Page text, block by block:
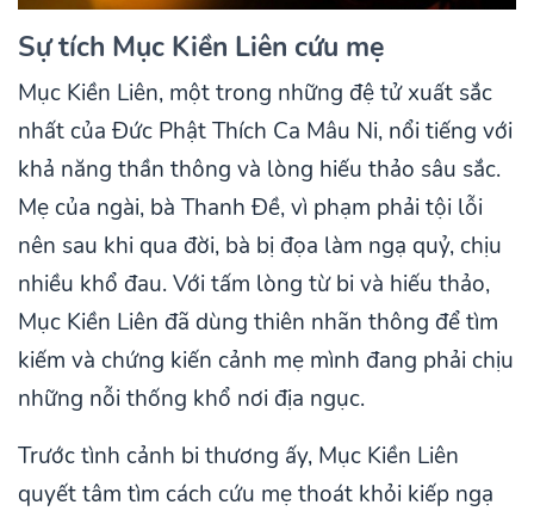
Sự tích Mục Kiền Liên cứu mẹ
Mục Kiền Liên, một trong những đệ tử xuất sắc
nhất của Đức Phật Thích Ca Mâu Ni, nổi tiếng với
khả năng thần thông và lòng hiếu thảo sâu sắc.
Mẹ của ngài, bà Thanh Đề, vì phạm phải tội lỗi
nên sau khi qua đời, bà bị đọa làm ngạ quỷ, chịu
nhiều khổ đau. Với tấm lòng từ bi và hiếu thảo,
Mục Kiền Liên đã dùng thiên nhãn thông để tìm
kiếm và chứng kiến cảnh mẹ mình đang phải chịu
những nỗi thống khổ nơi địa ngục.
Trước tình cảnh bi thương ấy, Mục Kiền Liên
quyết tâm tìm cách cứu mẹ thoát khỏi kiếp ngạ